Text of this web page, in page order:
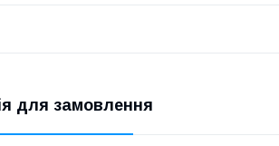
для замовлення